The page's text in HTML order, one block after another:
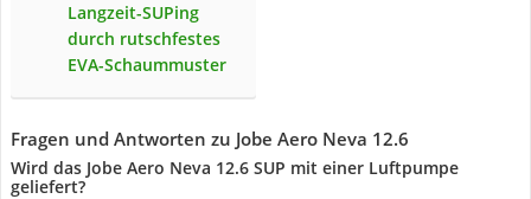
Langzeit-SUPing
durch rutschfestes
EVA-Schaummuster
Fragen und Antworten zu Jobe Aero Neva 12.6
Wird das Jobe Aero Neva 12.6 SUP mit einer Luftpumpe
geliefert?